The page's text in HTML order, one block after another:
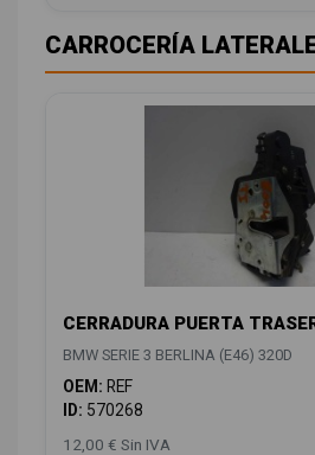
CARROCERÍA
CERRADURA PUERTA
BMW SERIE 3 BERLINA (E46) 320D
OEM: REF
ID: 570268
12,00 € Sin IVA